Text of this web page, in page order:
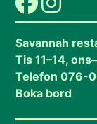
Savannah
Tis 11–14,
Telefon 076-
Boka bord